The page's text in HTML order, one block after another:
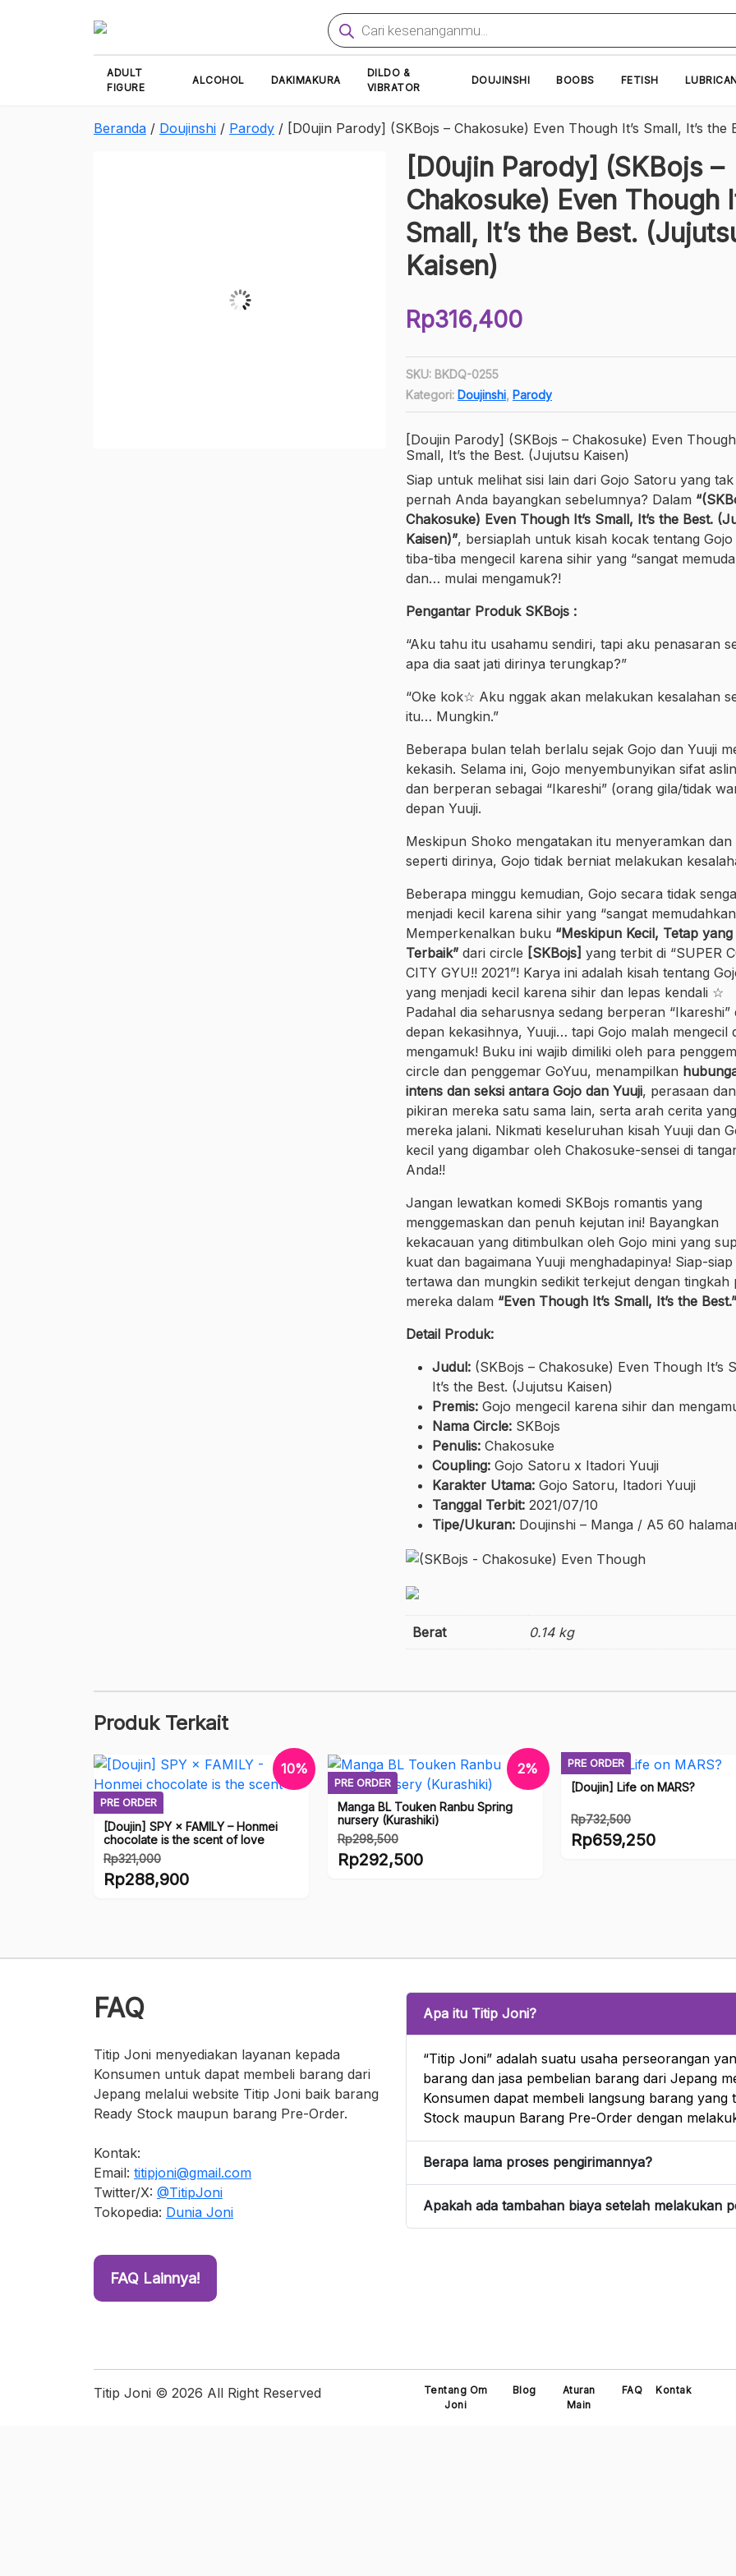
Products
search
ADULT
FIGURE
ALCOHOL DAKIMAKURA
DILDO &
VIBRATOR
DOUJINSHI BOOBS FETISH
Beranda / Doujinshi / Parody / [D0ujin Parody] (SKBojs – Chakosuke) Even Though It’s Small, It’s the
[D0ujin Parody] (SKBojs –
Chakosuke) Even Though
Small, It’s the Best.
Kaisen)
Rp316,400
SKU: BKDQ-0255
Kategori: Doujinshi, Parody
[Doujin Parody] (SKBojs – Chakosuke) Even Though
Small, It’s the Best. (Jujutsu Kaisen)
Siap untuk melihat sisi lain dari Gojo Satoru yang tak
pernah Anda bayangkan sebelumnya? Dalam
Chakosuke) Even Though It’s Small, It’s the Best.
Kaisen)”, bersiaplah untuk kisah kocak tentang Gojo
tiba-tiba mengecil karena sihir yang “sangat
dan… mulai mengamuk?!
Pengantar Produk SKBojs :
“Aku tahu itu usahamu sendiri, tapi aku penasaran
apa dia saat jati dirinya terungkap?”
“Oke kok☆ Aku nggak akan melakukan kesalahan
itu… Mungkin.”
Beberapa bulan telah berlalu sejak Gojo dan Yuuji
kekasih. Selama ini, Gojo menyembunyikan sifat
dan berperan sebagai “Ikareshi” (orang gila/tidak
depan Yuuji.
Meskipun Shoko mengatakan itu menyeramkan dan
seperti dirinya, Gojo tidak berniat melakukan
Beberapa minggu kemudian, Gojo secara tidak
menjadi kecil karena sihir yang “sangat
Memperkenalkan buku “Meskipun Kecil, Tetap yang
Terbaik” dari circle [SKBojs] yang terbit di “SUPER
CITY GYU!! 2021”! Karya ini adalah kisah tentang
yang menjadi kecil karena sihir dan lepas kendali ☆
Padahal dia seharusnya sedang berperan “Ikareshi”
depan kekasihnya, Yuuji… tapi Gojo malah mengecil
mengamuk! Buku ini wajib dimiliki oleh para
circle dan penggemar GoYuu, menampilkan
intens dan seksi antara Gojo dan Yuuji, perasaan dan
pikiran mereka satu sama lain, serta arah cerita yang
mereka jalani. Nikmati keseluruhan kisah Yuuji dan
kecil yang digambar oleh Chakosuke-sensei di
Anda!!
Jangan lewatkan komedi SKBojs romantis yang
menggemaskan dan penuh kejutan ini! Bayangkan
kekacauan yang ditimbulkan oleh Gojo mini yang
kuat dan bagaimana Yuuji menghadapinya! Siap-
tertawa dan mungkin sedikit terkejut dengan tingkah
mereka dalam “Even Though It’s Small, It’s the Best.”
Detail Produk:
Judul: (SKBojs – Chakosuke) Even Though It’s
It’s the Best. (Jujutsu Kaisen)
Premis: Gojo mengecil karena sihir dan
Nama Circle: SKBojs
Penulis: Chakosuke
Coupling: Gojo Satoru x Itadori Yuuji
Karakter Utama: Gojo Satoru, Itadori Yuuji
Tanggal Terbit: 2021/07/10
Tipe/Ukuran: Doujinshi – Manga / A5 60
Berat 0.14 kg
Produk Terkait
PRE ORDER
10%
[Doujin] SPY × FAMILY – Honmei
chocolate is the scent of love
Rp321,000
Harga
Rp288,900
adalah:
PRE ORDER
2%
Manga BL Touken Ranbu Spring
nursery (Kurashiki)
Rp298,500
Harga
Rp292,500
Rp292,500.
PRE ORDER
[Doujin] Life on MARS?
Rp732,500
Harga
Rp659,250
FAQ
Titip Joni menyediakan layanan kepada
Konsumen untuk dapat membeli barang dari
Jepang melalui website Titip Joni baik barang
Ready Stock maupun barang Pre-Order.
Kontak:
Email: titipjoni@gmail.com
Twitter/X: @TitipJoni
Tokopedia: Dunia Joni
FAQ Lainnya!
Apa itu Titip Joni?
“Titip Joni” adalah suatu usaha perseorangan
barang dan jasa pembelian barang dari Jepang
Konsumen dapat membeli langsung barang yang
Stock maupun Barang Pre-Order dengan
Berapa lama proses pengirimannya?
Apakah ada tambahan biaya setelah melakukan
Tentang Om
Joni
Blog
Aturan
Main
FAQ Kontak
Titip Joni © 2026 All Right Reserved